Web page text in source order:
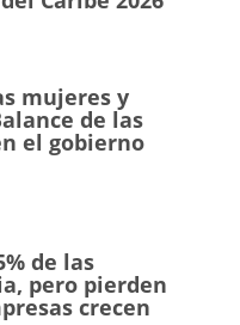
mujeres y
de las
el gobierno
de las
pero pierden
crecen